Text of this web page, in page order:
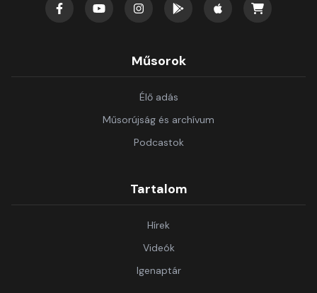
Műsorok
Élő adás
Műsorújság és archívum
Podcastok
Tartalom
Hírek
Videók
Igenaptár